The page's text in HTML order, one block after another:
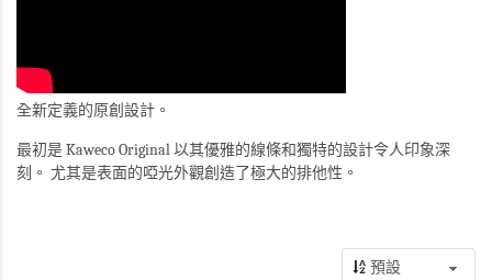
全新定義的原創設計。
最初是 Kaweco Original 以其優雅的線條和獨特的設計令人印象深
刻。 尤其是表面的啞光外觀創造了極大的排他性。